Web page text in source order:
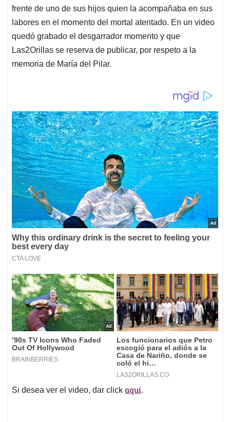
frente de uno de sus hijos quien la acompañaba en sus
labores en el momento del mortal atentado. En un video
quedó grabado el desgarrador momento y que
Las2Orillas se reserva de publicar, por respeto a la
memoria de María del Pilar.
Si desea ver el video, dar click aquí.